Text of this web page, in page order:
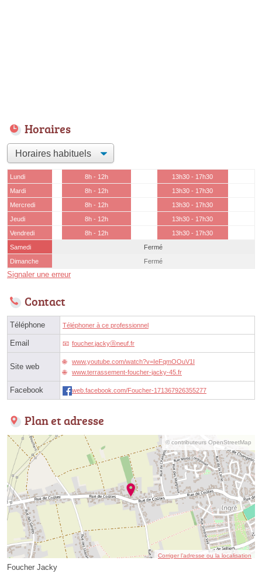
Horaires
Lundi 8h - 12h
13h30 - 17h30
Mardi
8h - 12h
13h30 - 17h30
Mercredi
8h - 12h
13h30 - 17h30
Jeudi
8h - 12h
13h30 - 17h30
Vendredi
8h - 12h
13h30 - 17h30
Samedi
Fermé
Dimanche
Fermé
Signaler une erreur
Contact
Téléphone Téléphoner à ce professionnel
Email foucher.jackyⓐneuf.fr
Site web
www.youtube.com/watch?v=IeFqmOOuV1I
www.terrassement-foucher-jacky-45.fr
Facebook web.facebook.com/Foucher-171367926355277
Plan et adresse
© contributeurs OpenStreetMap
Corriger l’adresse ou la localisation
Foucher Jacky